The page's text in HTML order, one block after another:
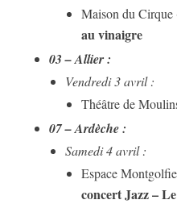
Maison du Cirque
au vinaigre
03 – Allier :
Vendredi 3 avril :
Théâtre de
07 – Ardèche :
Samedi 4 avril :
Espace
concert Jazz –